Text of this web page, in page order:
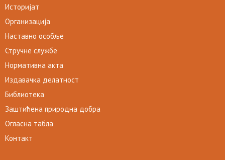
Историјат
Организација
Наставно особље
Стручне службе
Нормативна акта
Издавачка делатност
Библиотека
Заштићена природна добра
Огласна табла
Контакт